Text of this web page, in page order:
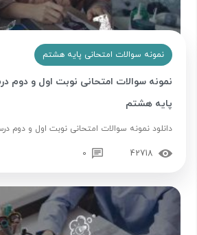
نمونه سوالات امتحانی پایه هشتم
نمونه سوالات امتحانی نوبت اول و دوم
پایه هشتم
دانلود نمونه سوالات امتحانی نوبت اول و دوم
42718
0